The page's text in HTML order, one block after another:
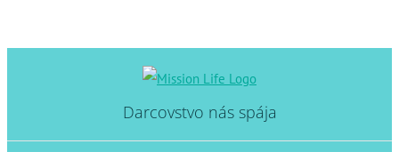
Darcovstvo nás spája